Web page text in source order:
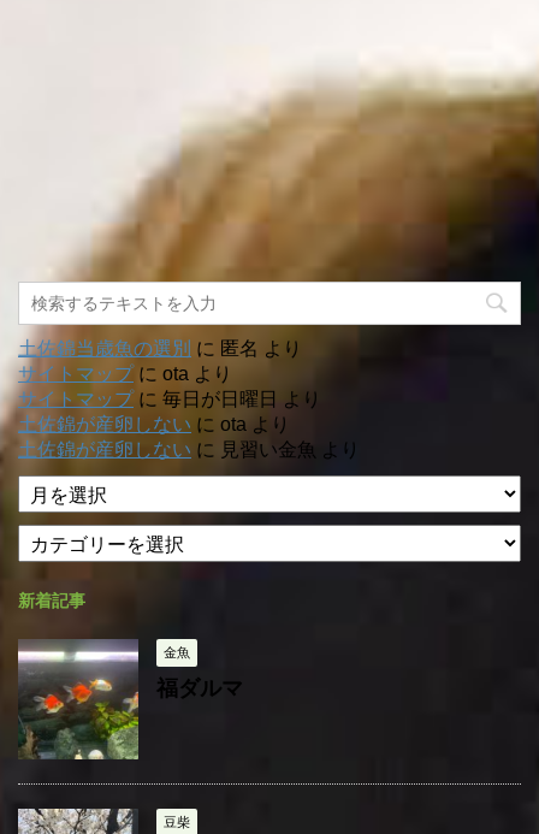
土佐錦当歳魚の選別 に 匿名 より
サイトマップに ota より
サイトマップに 毎日が日曜日 より
土佐錦が産卵しない に ota より
土佐錦が産卵しない に 見習い金魚 より
ア
ー
イ
テ
リ
ー
新着記事
金魚
福ダルマ
豆柴